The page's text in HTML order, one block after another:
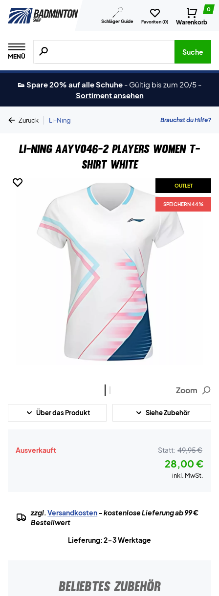
Schläger Guide Favoriten (0)
0
Warenkorb
MENÜ
Suche nach Produkten, Marken usw.
Suche
👟 Spare 20% auf alle Schuhe - Gültig bis zum 20/5 -
Sortiment ansehen
Zurück | Li-Ning Brauchst du Hilfe?
Li-Ning AAYV046-2 Players Women T-
shirt White
OUTLET
SPEICHERN 44%
OUTLET
SPEICHERN 44%
Zoom
Über das Produkt Siehe Zubehör
Ausverkauft Statt: 49,95 €
28,00 €
inkl. MwSt.
zzgl.Versandkosten– kostenlose Lieferung ab 99 €
Bestellwert
Lieferung: 2-3 Werktage
BELIEBTES ZUBEHÖR